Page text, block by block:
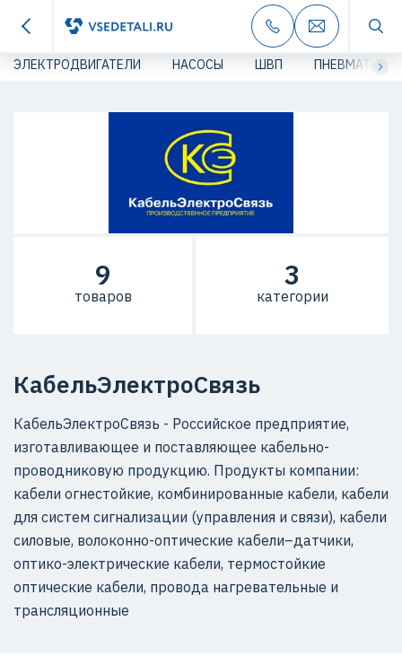
ЭЛЕКТРОДВИГАТЕЛИ НАСОСЫ ШВП ПНЕВМАТИКА
КабельЭлектроСвязь
КабельЭлектроСвязь - Российское предприятие,
изготавливающее и поставляющее кабельно-
проводниковую продукцию. Продукты компании:
кабели огнестойкие, комбинированные кабели, кабели
для систем сигнализации (управления и связи), кабели
силовые, волоконно-оптические кабели–датчики,
оптико-электрические кабели, термостойкие
оптические кабели, провода нагревательные и
трансляционные
9
товаров
3
категории